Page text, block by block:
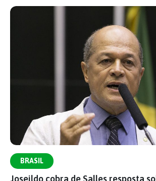
BRASIL
Joseildo cobra de Salles resposta